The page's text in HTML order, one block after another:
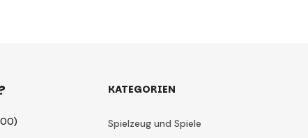
KATEGORIEN
Spielzeug und Spiele